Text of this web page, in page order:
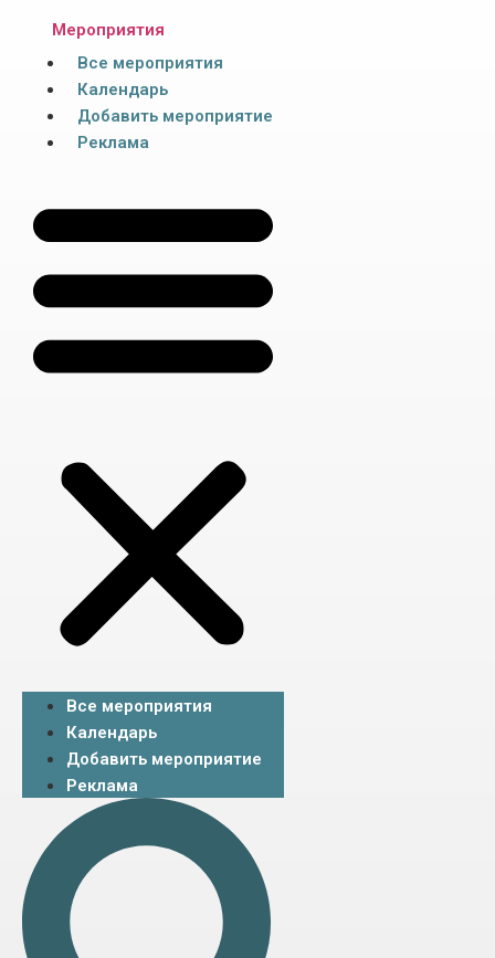
Мероприятия
Все мероприятия
Календарь
Добавить мероприятие
Реклама
Все мероприятия
Календарь
Добавить мероприятие
Реклама